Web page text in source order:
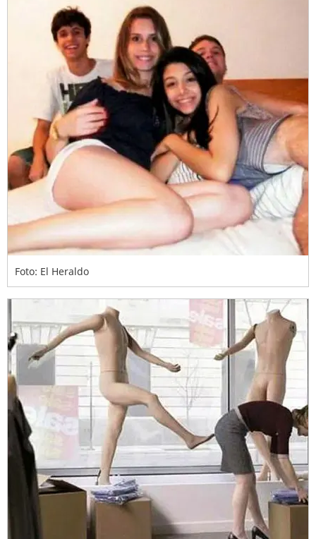
Foto: El Heraldo